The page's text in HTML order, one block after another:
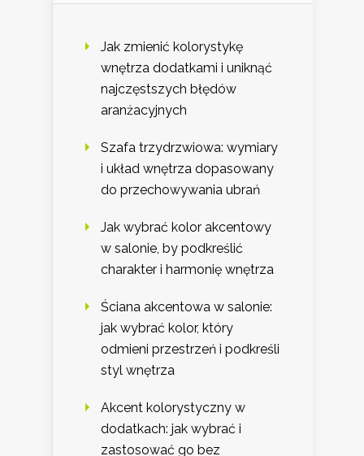
Jak zmienić kolorystykę
wnętrza dodatkami i uniknąć
najczęstszych błędów
aranżacyjnych
Szafa trzydrzwiowa: wymiary
i układ wnętrza dopasowany
do przechowywania ubrań
Jak wybrać kolor akcentowy
w salonie, by podkreślić
charakter i harmonię wnętrza
Ściana akcentowa w salonie:
jak wybrać kolor, który
odmieni przestrzeń i podkreśli
styl wnętrza
Akcent kolorystyczny w
dodatkach: jak wybrać i
zastosować go bez